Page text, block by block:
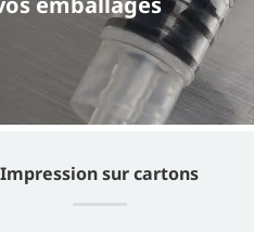
Impression sur cartons